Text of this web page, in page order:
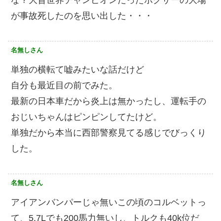
が事故死したのを思い出した・・・
名無しさん
単独の横転て嘘みたいな話だけど
自分も最近目の前でみた。
最新の日本車だから炎上は無かったし、運転手の
おじいちゃんはピンピンしてたけど。
単独だから本当に西部警察見てる感じでびっくり
した。
名無しさん
アイアンバンパーじゃ無いこの頃のコルベットっ
て、5.7Lでも200馬力無いし、トルクも40k位だ